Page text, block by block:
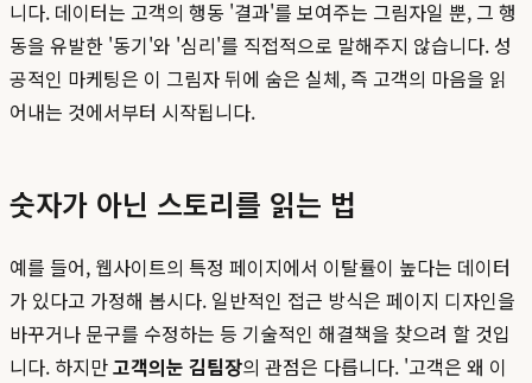
니다. 데이터는 고객의 행동 '결과'를 보여주는 그림자일 뿐, 그 행
동을 유발한 '동기'와 '심리'를 직접적으로 말해주지 않습니다. 성
공적인 마케팅은 이 그림자 뒤에 숨은 실체, 즉 고객의 마음을 읽
어내는 것에서부터 시작됩니다.
숫자가 아닌 스토리를 읽는 법
예를 들어, 웹사이트의 특정 페이지에서 이탈률이 높다는 데이터
가 있다고 가정해 봅시다. 일반적인 접근 방식은 페이지 디자인을
바꾸거나 문구를 수정하는 등 기술적인 해결책을 찾으려 할 것입
니다. 하지만고객의눈 김팀장의 관점은 다릅니다. '고객은 왜 이